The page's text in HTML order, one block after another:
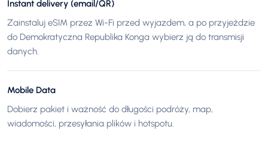
Instant delivery (email/QR)
Zainstaluj eSIM przez Wi-Fi przed wyjazdem, a po przyjeździe
do Demokratyczna Republika Konga wybierz ją do transmisji
danych.
Mobile Data
Dobierz pakiet i ważność do długości podróży, map,
wiadomości, przesyłania plików i hotspotu.